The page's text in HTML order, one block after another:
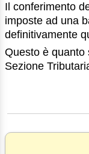
Il conferimento
imposte ad una
definitivamente
Questo è quanto
Sezione